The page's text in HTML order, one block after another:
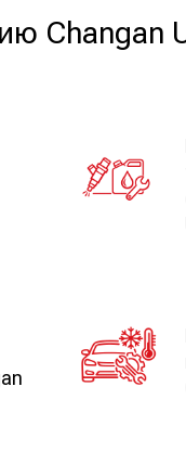
Changan